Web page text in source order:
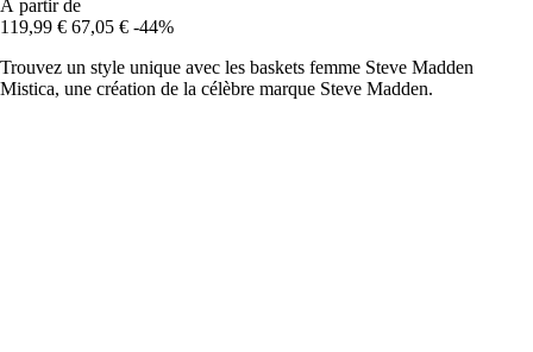
À partir de
119,99 € 67,05 € -44%
Trouvez un style unique avec les baskets femme Steve Madden
Mistica, une création de la célèbre marque Steve Madden.